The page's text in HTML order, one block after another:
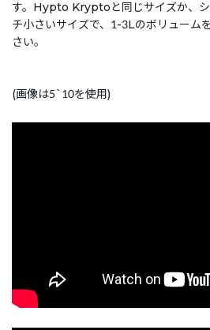
す。Hypto Kryptoと同じサイズか、
チ小さいサイズで、1-3Lのボリューム
さい。
(画像は5`10を使用)